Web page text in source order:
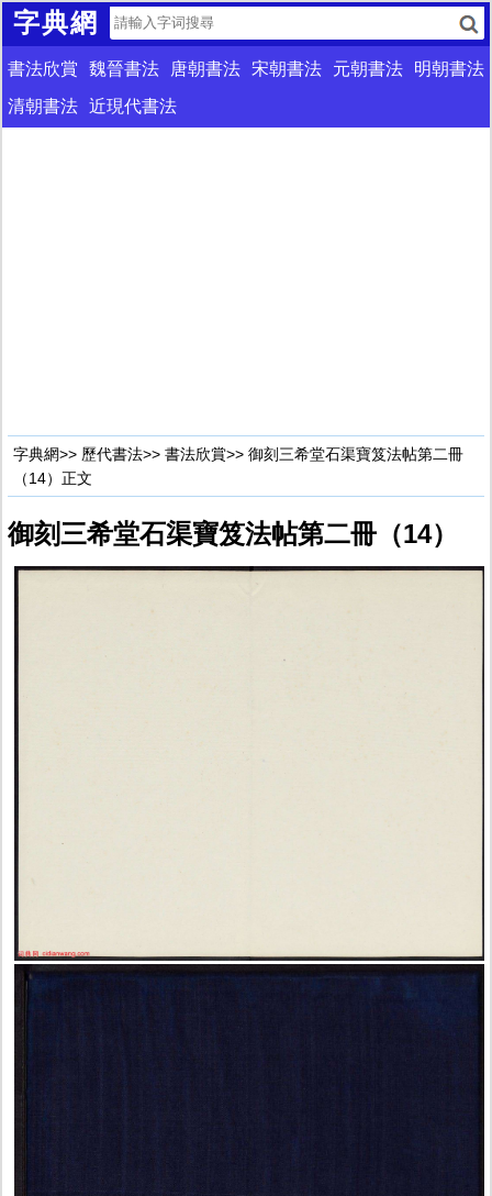
字典網
書法欣賞 魏晉書法 唐朝書法 宋朝書法 元朝書法
明朝書法
清朝書法 近現代書法
字典網>> 歷代書法>> 書法欣賞>> 御刻三希堂石渠寶笈法帖第二冊
（14）正文
御刻三希堂石渠寶笈法帖第二冊（14）